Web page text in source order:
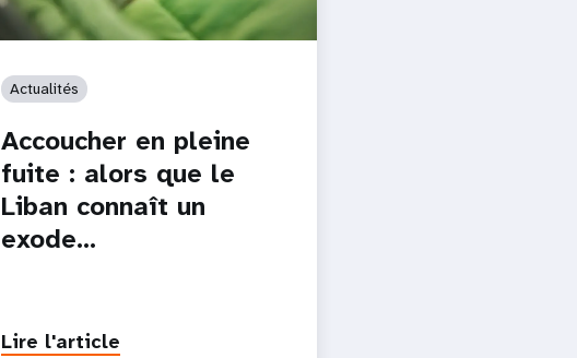
Actualités
Accoucher en pleine
fuite : alors que le
Liban connaît un
exode…
Lire l'article